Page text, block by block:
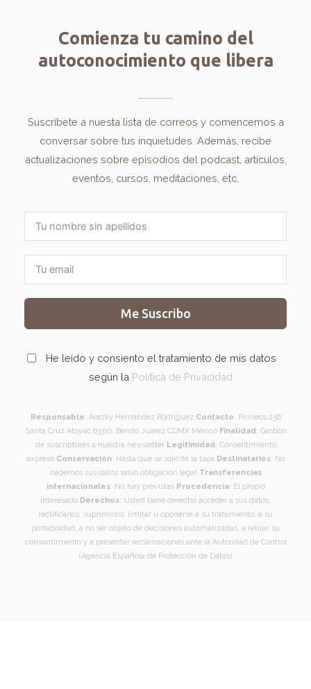
Comienza tu camino del
autoconocimiento que libera
Suscríbete a nuesta lista de correos y comencemos a
conversar sobre tus inquietudes. Además, recibe
actualizaciones sobre episodios del podcast, artículos,
eventos, cursos, meditaciones, etc.
Me Suscribo
He leído y consiento el tratamiento de mis datos
según la Política de Privacidad
Responsable: Arezky Hernández Rodríguez Contacto: Pirineos 256
Santa Cruz Atoyac 03310, Benito Juárez CDMX México Finalidad: Gestión
de suscriptores a nuestra newsletter Legitimidad: Consentimiento
expreso Conservación: Hasta que se solicite la baja Destinatarios: No
cedemos sus datos salvo obligación legal Transferencias
internacionales: No hay previstas Procedencia: El propio
interesado Derechos: Usted tiene derecho acceder a sus datos,
rectificarlos, suprimirlos, limitar u oponerse a su tratamiento, a su
portabilidad, a no ser objeto de decisiones automatizadas, a retirar su
consentimiento y a presentar reclamaciones ante la Autoridad de Control
(Agencia Española de Protección de Datos)